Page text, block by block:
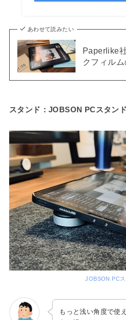
あわせて読みたい
Paperlike
クフィル
スタンド：JOBSON PCスタンド
JOBSON PC
もっと浅い角度で使